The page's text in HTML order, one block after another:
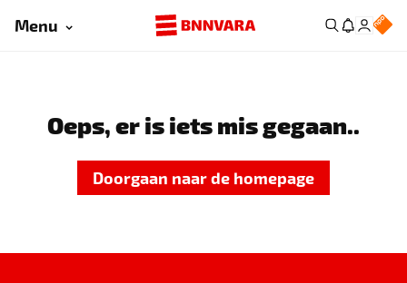
Menu
Oeps, er is iets mis gegaan..
Doorgaan naar de homepage